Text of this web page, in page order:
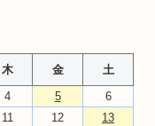
木 金
土
4 5
6
11 12
13